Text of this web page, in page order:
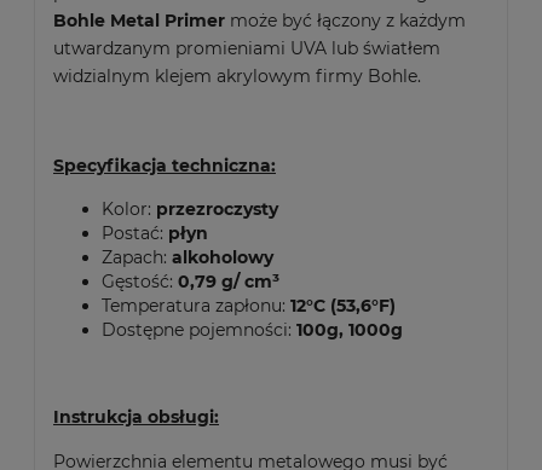
Bohle Metal Primer może być łączony z każdym
utwardzanym promieniami UVA lub światłem
widzialnym klejem akrylowym firmy Bohle.
Specyfikacja techniczna:
Kolor: przezroczysty
Postać: płyn
Zapach: alkoholowy
Gęstość: 0,79 g/ cm³
Temperatura zapłonu: 12°C (53,6°F)
Dostępne pojemności: 100g, 1000g
Instrukcja obsługi:
Powierzchnia elementu metalowego musi być